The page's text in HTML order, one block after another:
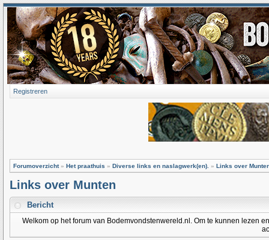
Registreren
Forumoverzicht» Het praathuis » Diverse links en naslagwerk(en). » Links over
Links over Munten
Bericht
Welkom op het forum van Bodemvondstenwereld.nl. Om te kunnen lezen